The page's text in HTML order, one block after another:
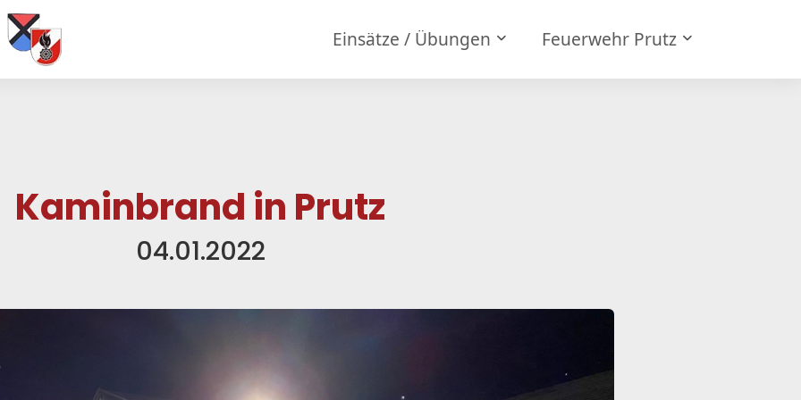
Einsätze / Übungen Feuerwehr Prutz
Kaminbrand in Prutz
04.01.2022